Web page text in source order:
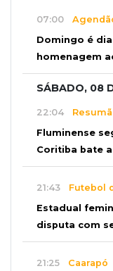
07:00
Domingo é
homenagem
SÁBADO, 08
22:04
Fluminense
Coritiba bate
21:43 Futebol
Estadual
disputa com
21:25 Caarapó